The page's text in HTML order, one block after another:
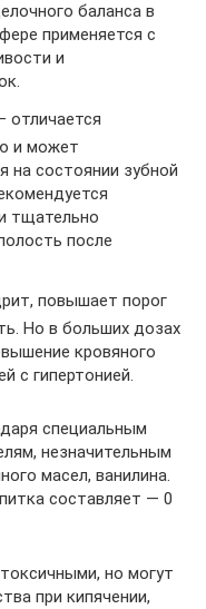
баланса в
применяется с
и
отличается
и может
на состоянии зубной
тщательно
после
повышает порог
Но в больших дозах
кровяного
с гипертонией.
специальным
незначительным
масел, ванилина.
составляет — 0
но могут
при кипячении,